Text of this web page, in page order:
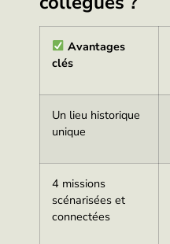
Avantages
clés
Un lieu historique
unique
4 missions
scénarisées et
connectées